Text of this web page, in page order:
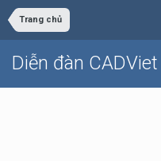
Trang chủ
Diễn đàn CADViet